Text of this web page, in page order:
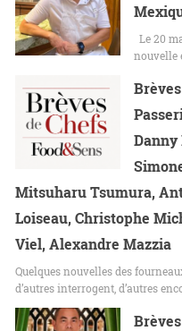
Le 20
nouvelle
Danny
Mitsuharu Tsumura,
Loiseau, Christophe
Viel, Alexandre Mazzia
Quelques nouvelles des
d’autres interrogent, d’autres